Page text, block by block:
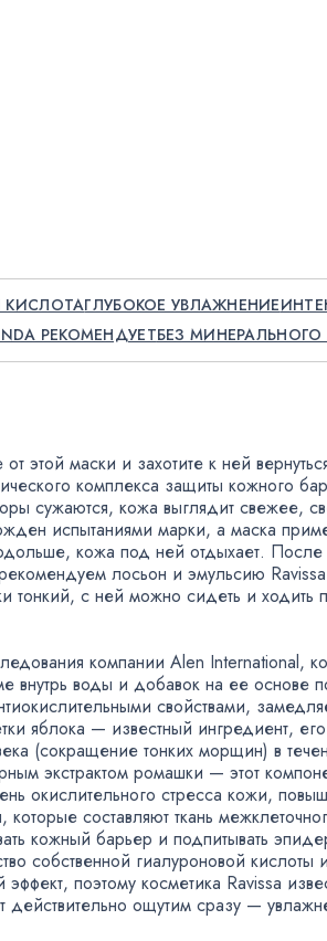
КИСЛОТАГЛУБОКОЕ УВЛАЖНЕНИЕ
РЕКОМЕНДУЕТБЕЗ
этой маски и захотите к ней
комплекса защиты кожного
сужаются, кожа выглядит свежее,
испытаниями марки, а маска
, кожа под ней отдыхает.
лосьон и эмульсию
тонкий, с ней можно сидеть и ходить
компании Alen International,
внутрь воды и добавок на ее
свойствами,
яблока — известный ингредиент,
(сокращение тонких морщин) в
экстрактом ромашки — этот
окислительного стресса кожи,
, которые составляют ткань
кожный барьер и подпитывать
собственной гиалуроновой кислоты
эффект, поэтому косметика Ravissa
действительно ощутим сразу —